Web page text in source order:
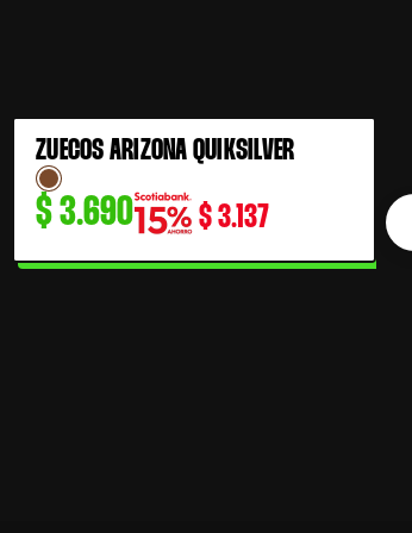
ZUECOS ARIZONA QUIKSILVER
$3.690 $3.137